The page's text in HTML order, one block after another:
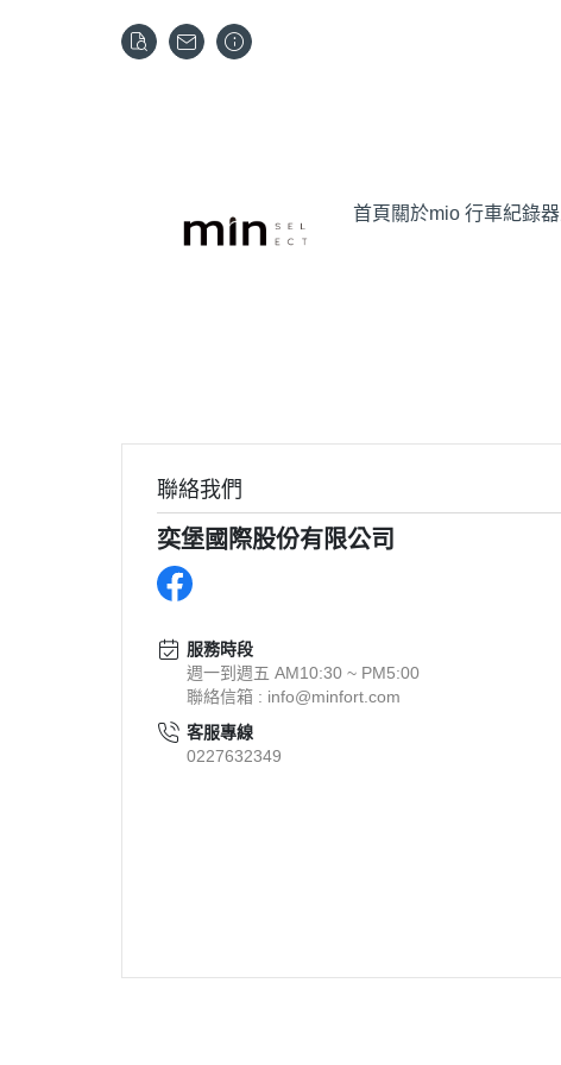
首頁 關於mio 行車紀錄器
聯絡我們
奕堡國際股份有限公司
服務時段
週一到週五 AM10:30 ~ PM5:00
聯絡信箱 : info@minfort.com
客服專線
0227632349